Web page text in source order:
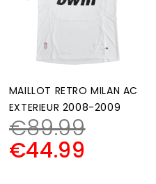
MAILLOT RETRO MILAN AC
EXTERIEUR 2008-2009
€89.99
€44.99